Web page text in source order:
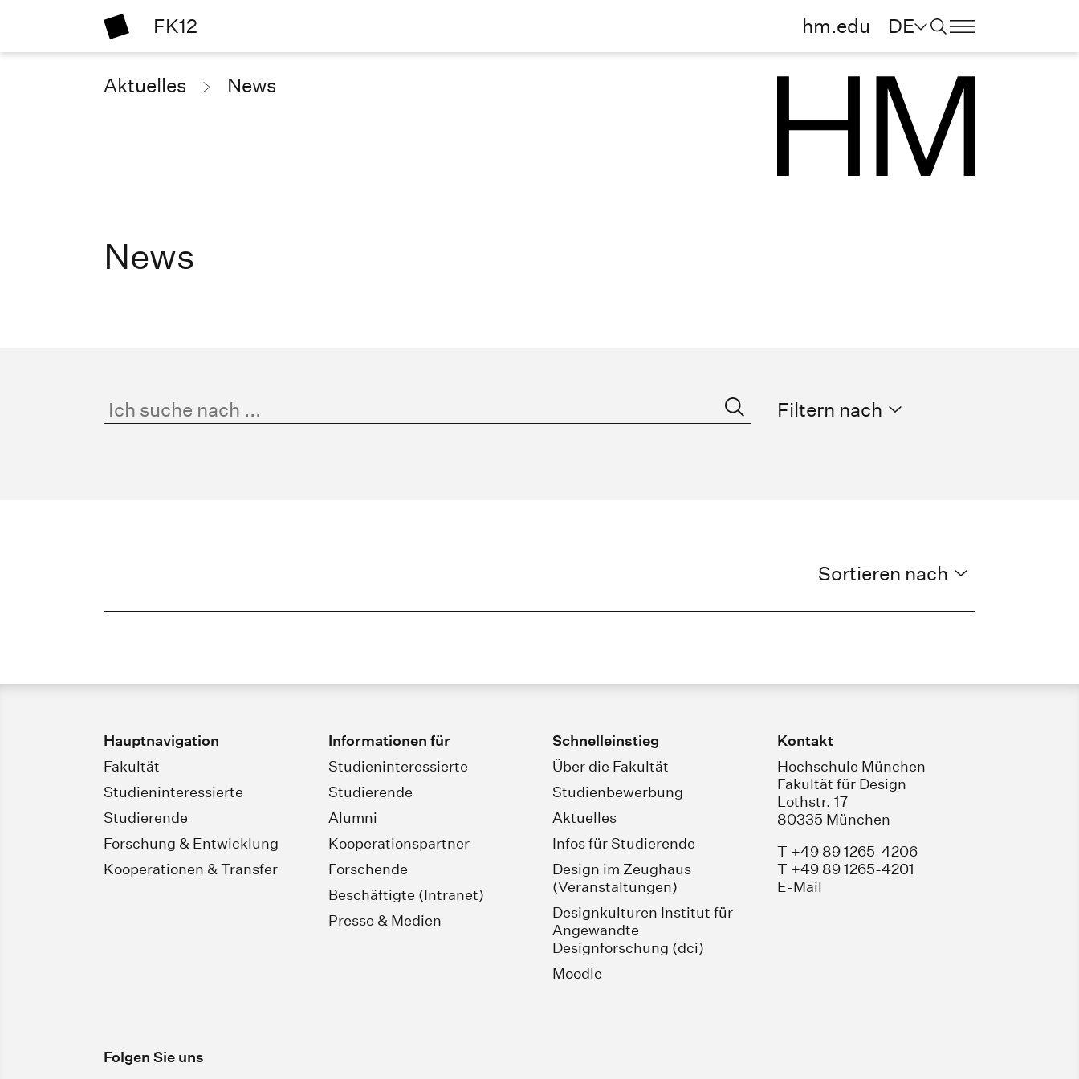
FK12 hm.edu DE
Aktuelles News
News
Filtern nach
Sortieren nach
Hauptnavigation
Fakultät
Studieninteressierte
Studierende
Forschung & Entwicklung
Kooperationen & Transfer
Informationen für
Studieninteressierte
Studierende
Alumni
Kooperationspartner
Forschende
Beschäftigte (Intranet)
Presse & Medien
Schnelleinstieg
Über die Fakultät
Studienbewerbung
Aktuelles
Infos für Studierende
Design im Zeughaus
(Veranstaltungen)
Designkulturen Institut für
Angewandte
Designforschung (dci)
Moodle
Kontakt
Hochschule München
Fakultät für Design
Lothstr. 17
80335 München
T +49 89 1265-4206
T +49 89 1265-4201
E-Mail
Folgen Sie uns